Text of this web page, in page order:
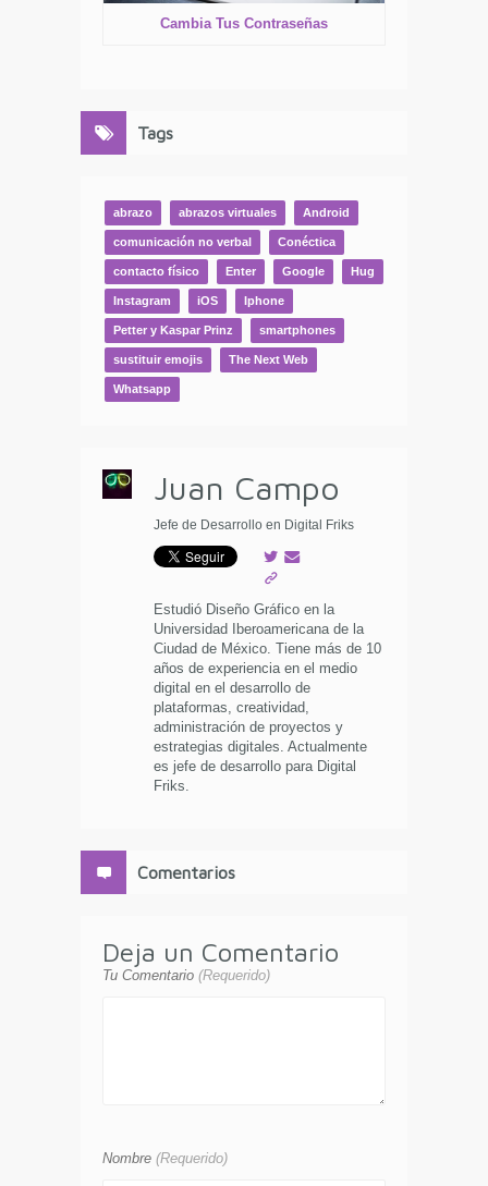
Cambia Tus Contraseñas
Tags
abrazo abrazos virtuales Android
comunicación no verbal Conéctica
contacto físico Enter Google Hug
Instagram iOS Iphone
Petter y Kaspar Prinz smartphones
sustituir emojis The Next Web
Whatsapp
Juan Campo
Jefe de Desarrollo en Digital Friks
Estudió Diseño Gráfico en la
Universidad Iberoamericana de la
Ciudad de México. Tiene más de 10
años de experiencia en el medio
digital en el desarrollo de
plataformas, creatividad,
administración de proyectos y
estrategias digitales. Actualmente
es jefe de desarrollo para Digital
Friks.
Comentarios
Deja un Comentario
Tu Comentario (Requerido)
Nombre (Requerido)